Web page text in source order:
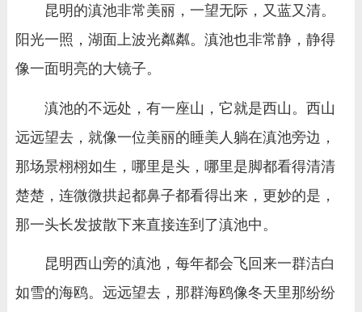
昆明的滇池非常美丽，一望无际，又蓝又清。
阳光一照，湖面上波光粼粼。滇池也非常静，静得
像一面明亮的大镜子。
滇池的不远处，有一座山，它就是西山。西山
远远望去，就像一位美丽的睡美人躺在滇池旁边，
那场景栩栩如生，哪里是头，哪里是脚都看得清清
楚楚，连微微拱起都鼻子都看得出来，更妙的是，
那一头长发披散下来直接连到了滇池中。
昆明西山旁的滇池，每年都会飞回来一群洁白
如雪的海鸥。远远望去，那群海鸥像冬天里那纷纷